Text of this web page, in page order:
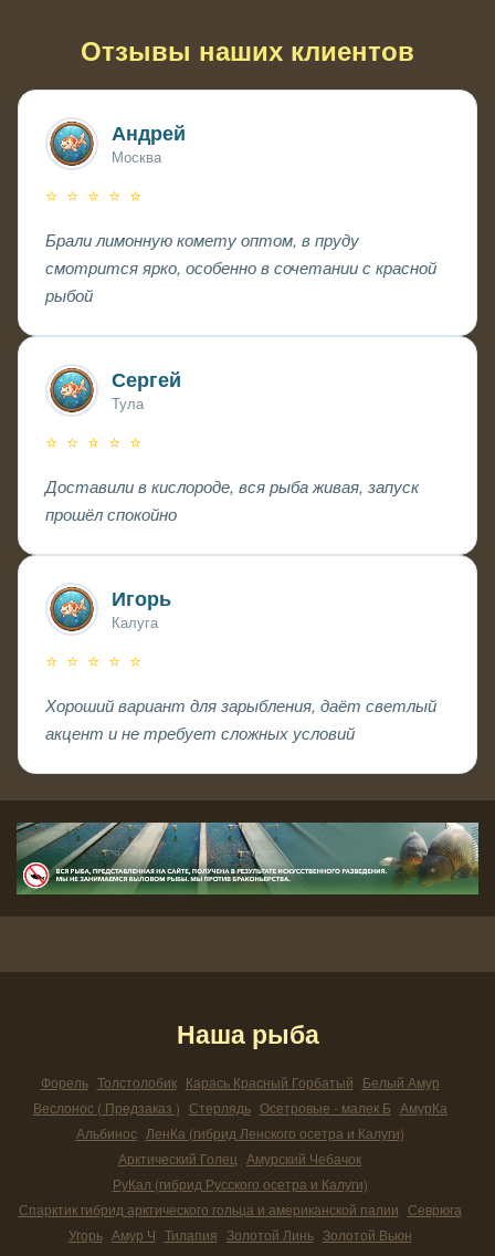
Отзывы наших клиентов
Андрей
Москва
⭐ ⭐ ⭐ ⭐ ⭐
Брали лимонную комету оптом, в пруду
смотрится ярко, особенно в сочетании с красной
рыбой
Сергей
Тула
⭐ ⭐ ⭐ ⭐ ⭐
Доставили в кислороде, вся рыба живая, запуск
прошёл спокойно
Игорь
Калуга
⭐ ⭐ ⭐ ⭐ ⭐
Хороший вариант для зарыбления, даёт светлый
акцент и не требует сложных условий
Наша рыба
Форель Толстолобик Карась Красный Горбатый Белый Амур
Веслонос ( Предзаказ ) Стерлядь Осетровые - малек Б АмурКа
Альбинос ЛенКа (гибрид Ленского осетра и Калуги)
Арктический Голец Амурский Чебачок
РуКал (гибрид Русского осетра и Калуги)
Спарктик гибрид арктического гольца и американской палии Севрюга
Угорь Амур Ч Тилапия Золотой Линь Золотой Вьюн